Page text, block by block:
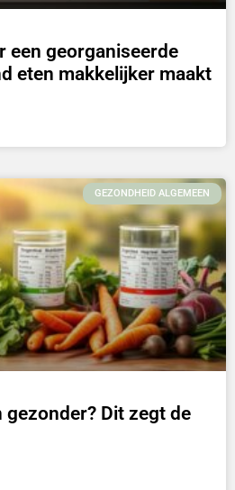
een georganiseerde
eten makkelijker maakt
GEZONDHEID ALGEMEEN
Dit zegt de